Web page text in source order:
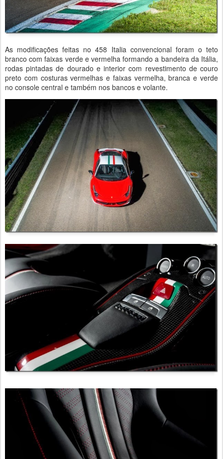
As modificações feitas no 458 Italia convencional foram o teto
branco com faixas verde e vermelha formando a bandeira da Itália,
rodas pintadas de dourado e interior com revestimento de couro
preto com costuras vermelhas e faixas vermelha, branca e verde
no console central e também nos bancos e volante.